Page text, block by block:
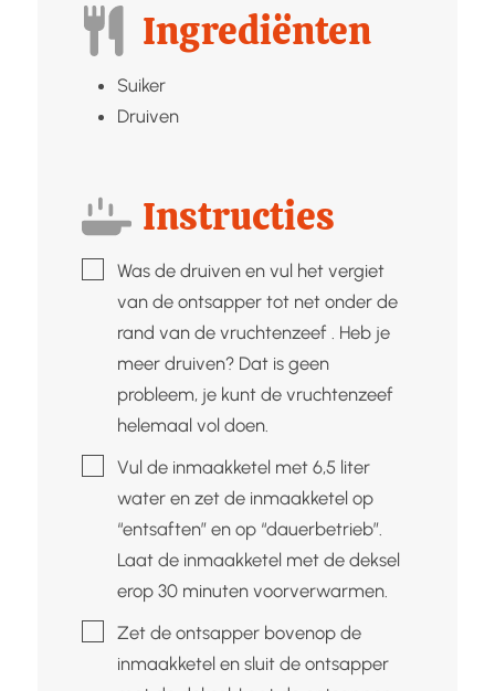
Ingrediënten
Suiker
Druiven
Instructies
▢Was de druiven en vul het vergiet
van de ontsapper tot net onder de
rand van de vruchtenzeef . Heb je
meer druiven? Dat is geen
probleem, je kunt de vruchtenzeef
helemaal vol doen.
▢Vul de inmaakketel met 6,5 liter
water en zet de inmaakketel op
“entsaften” en op “dauerbetrieb”.
Laat de inmaakketel met de deksel
erop 30 minuten voorverwarmen.
▢
Zet de ontsapper bovenop de
inmaakketel en sluit de ontsapper